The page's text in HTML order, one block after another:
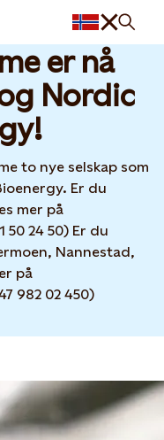
2025
er nå
Nordic
to nye selskap som
Er du
mer på
50 24 50) Er du
Nannestad,
på
982 02 450)